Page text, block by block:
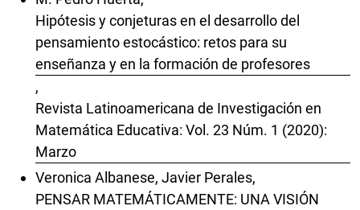
Hipótesis y conjeturas en el desarrollo del
pensamiento estocástico: retos para su
enseñanza y en la formación de profesores
,
Revista Latinoamericana de Investigación en
Matemática Educativa: Vol. 23 Núm. 1 (2020):
Marzo
Veronica Albanese, Javier Perales,
PENSAR MATEMÁTICAMENTE: UNA VISIÓN